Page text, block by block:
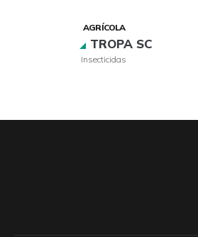
AGRÍCOLA
TROPA SC
Insecticidas